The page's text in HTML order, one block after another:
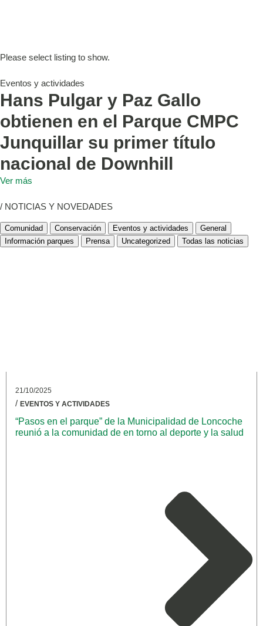
Please select listing to show.
Eventos y actividades
Hans Pulgar y Paz Gallo
obtienen en el Parque CMPC
Junquillar su primer título
nacional de Downhill
Ver más
/ NOTICIAS Y NOVEDADES
Comunidad Conservación Eventos y actividades
General
Información parques
Prensa Uncategorized Todas las noticias
21/10/2025
/ EVENTOS Y ACTIVIDADES
“Pasos en el parque” de la Municipalidad de Loncoche
reunió a la comunidad de en torno al deporte y la salud